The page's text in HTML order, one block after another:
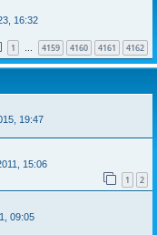
16:32
1 … 4159 4160 4161 4162
19:47
15:06
1 2
09:05